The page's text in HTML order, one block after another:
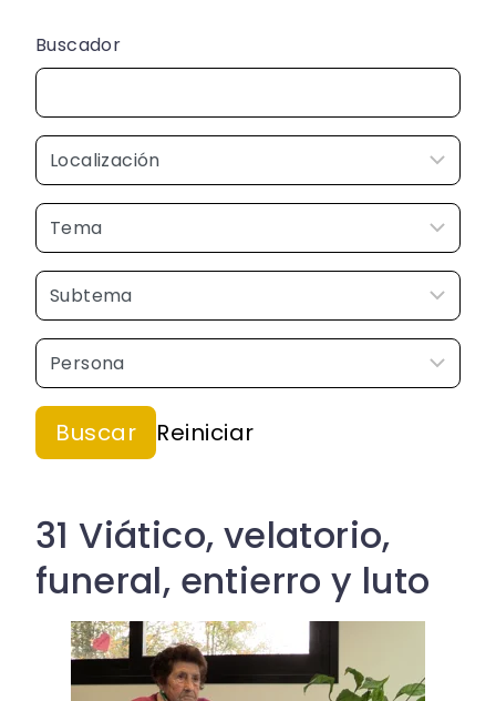
Buscador
31 Viático, velatorio,
funeral, entierro y luto